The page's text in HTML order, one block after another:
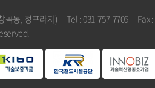
곡동, 정프라자) Tel : 031-757-7705 Fax :